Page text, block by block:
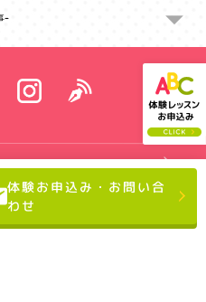
体験お申込み・お問い合
わせ